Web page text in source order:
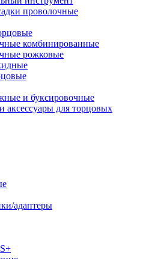
проволочные
комбинированные
рожковые
и буксировочные
аксессуары для торцовых
адаптеры